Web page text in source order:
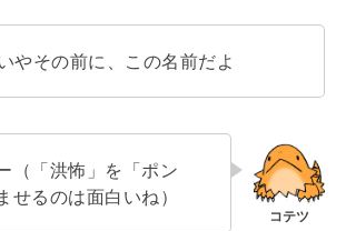
やその前に、この名前だよ
（「洪怖」を「ポン
せるのは面白いね）